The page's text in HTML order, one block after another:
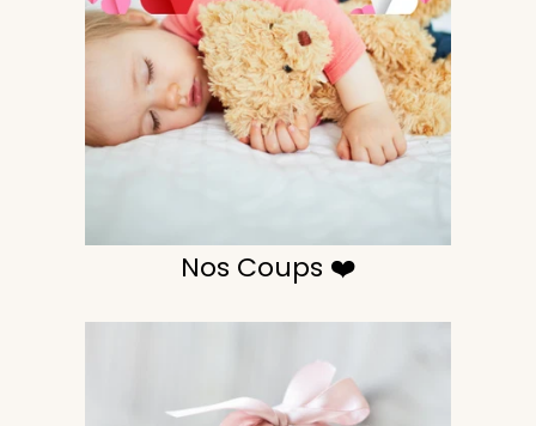
Nos Coups ❤️